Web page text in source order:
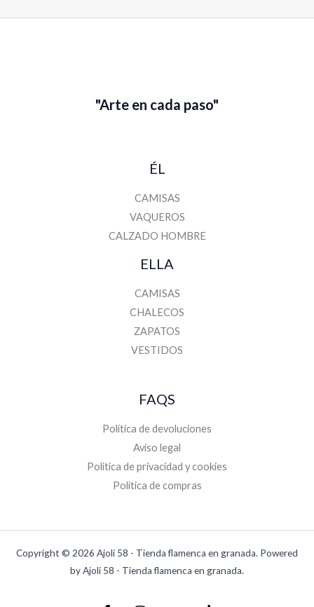
m
"Arte en cada paso"
ÉL
CAMISAS
VAQUEROS
CALZADO HOMBRE
ELLA
CAMISAS
CHALECOS
ZAPATOS
VESTIDOS
FAQS
Política de devoluciones
Aviso legal
Politica de privacidad y cookies
Politica de compras
Copyright © 2026 Ajoli 58 - Tienda flamenca en granada. Powered
by Ajoli 58 - Tienda flamenca en granada.